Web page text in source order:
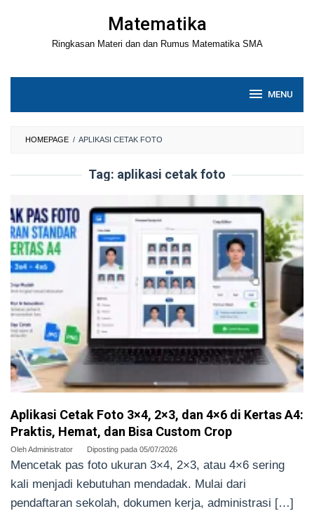
Matematika
Ringkasan Materi dan dan Rumus Matematika SMA
MENU
HOMEPAGE / APLIKASI CETAK FOTO
Tag: aplikasi cetak foto
Aplikasi Cetak Foto 3×4, 2×3, dan 4×6 di Kertas A4:
Praktis, Hemat, dan Bisa Custom Crop
OlehAdministrator Diposting pada 05/07/2026
Mencetak pas foto ukuran 3×4, 2×3, atau 4×6 sering
kali menjadi kebutuhan mendadak. Mulai dari
pendaftaran sekolah, dokumen kerja, administrasi […]